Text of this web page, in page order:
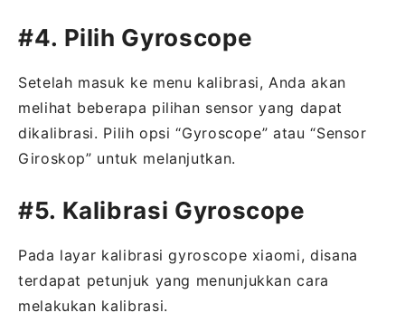
#4. Pilih Gyroscope
Setelah masuk ke menu kalibrasi, Anda akan
melihat beberapa pilihan sensor yang dapat
dikalibrasi. Pilih opsi “Gyroscope” atau “Sensor
Giroskop” untuk melanjutkan.
#5. Kalibrasi Gyroscope
Pada layar kalibrasi gyroscope xiaomi, disana
terdapat petunjuk yang menunjukkan cara
melakukan kalibrasi.